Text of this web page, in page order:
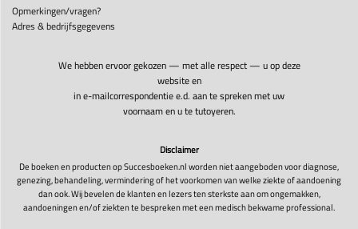
Opmerkingen/vragen?
Adres & bedrijfsgegevens
We hebben ervoor gekozen — met alle respect — u op deze
website en
in e-mailcorrespondentie e.d. aan te spreken met uw
voornaam en u te tutoyeren.
Disclaimer
De boeken en producten op Succesboeken.nl worden niet aangeboden voor diagnose,
genezing, behandeling, vermindering of het voorkomen van welke ziekte of aandoening
dan ook. Wij bevelen de klanten en lezers ten sterkste aan om ongemakken,
aandoeningen en/of ziekten te bespreken met een medisch bekwame professional.